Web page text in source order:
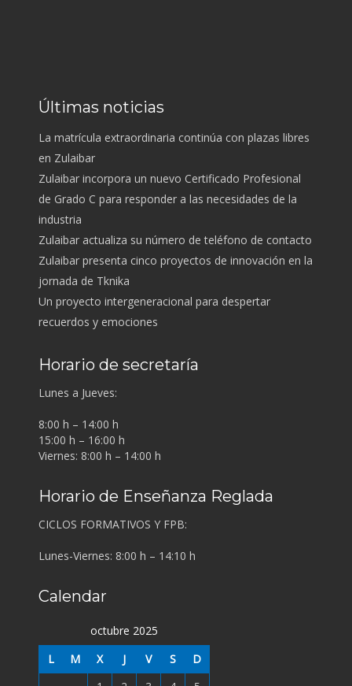
Últimas noticias
La matrícula extraordinaria continúa con plazas libres
en Zulaibar
Zulaibar incorpora un nuevo Certificado Profesional
de Grado C para responder a las necesidades de la
industria
Zulaibar actualiza su número de teléfono de contacto
Zulaibar presenta cinco proyectos de innovación en la
jornada de Tknika
Un proyecto intergeneracional para despertar
recuerdos y emociones
Horario de secretaría
Lunes a Jueves:
8:00 h – 14:00 h
15:00 h – 16:00 h
Viernes: 8:00 h – 14:00 h
Horario de Enseñanza Reglada
CICLOS FORMATIVOS Y FPB:
Lunes-Viernes: 8:00 h – 14:10 h
Calendar
octubre 2025
L
M X J V S
D